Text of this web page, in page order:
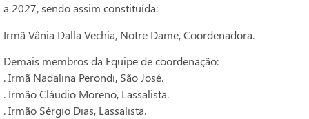
a 2027, sendo assim constituída:
Irmã Vânia Dalla Vechia, Notre Dame, Coordenadora.
Demais membros da Equipe de coordenação:
. Irmã Nadalina Perondi, São José.
. Irmão Cláudio Moreno, Lassalista.
. Irmão Sérgio Dias, Lassalista.